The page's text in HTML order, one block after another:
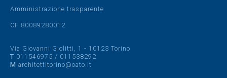
Amministrazione trasparente
CF 80089280012
Via Giovanni Giolitti, 1 - 10123 Torino
T 011546975 / 011538292
M architettitorino@oato.it